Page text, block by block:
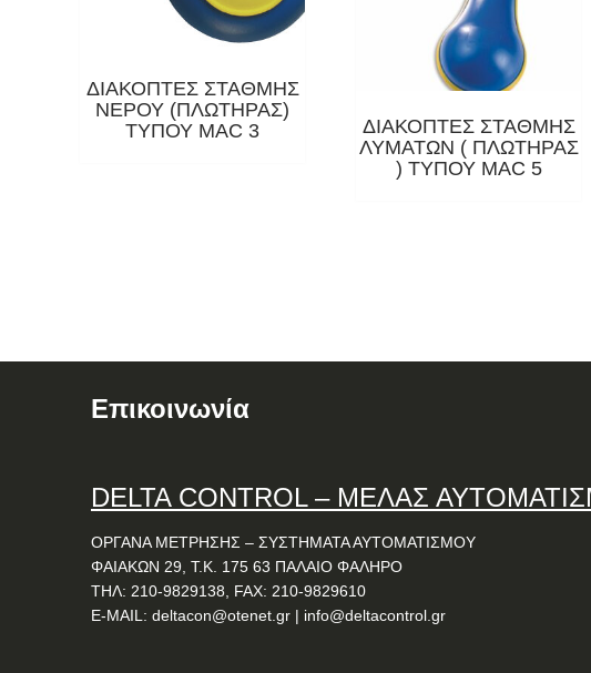
ΔΙΑΚΟΠΤΕΣ ΣΤΑΘΜΗΣ
ΝΕΡΟΥ (ΠΛΩΤΗΡΑΣ)
ΤΥΠΟΥ MAC 3
ΔΙΑΚΟΠΤΕΣ ΣΤΑΘΜΗΣ
ΛΥΜΑΤΩΝ ( ΠΛΩΤΗΡΑΣ
) ΤΥΠΟΥ MAC 5
Επικοινωνία
DELTA CONTROL– ΜΕΛΑΣ
ΟΡΓΑΝΑ ΜΕΤΡΗΣΗΣ – ΣΥΣΤΗΜΑΤΑ ΑΥΤΟΜΑΤΙΣΜΟΥ
ΦΑΙΑΚΩΝ 29, Τ.Κ. 175 63 ΠΑΛΑΙΟ ΦΑΛΗΡΟ
ΤΗΛ: 210-9829138, FAX: 210-9829610
E-MAIL: deltacon@otenet.gr | info@deltacontrol.gr